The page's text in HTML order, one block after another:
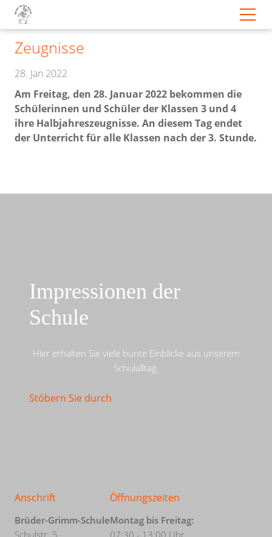
Zeugnisse
28. Jan 2022
Am Freitag, den 28. Januar 2022 bekommen die
Schülerinnen und Schüler der Klassen 3 und 4
ihre Halbjahreszeugnisse. An diesem Tag endet
der Unterricht für alle Klassen nach der 3. Stunde.
Impressionen der
Schule
Hier erhalten Sie viele bunte Einblicke aus unserem
Schulalltag.
Stöbern Sie durch
Anschrift
Brüder-Grimm-Schule
Schulstr. 5
Öffnungszeiten
Montag bis Freitag:
07:30 - 13:00 Uhr